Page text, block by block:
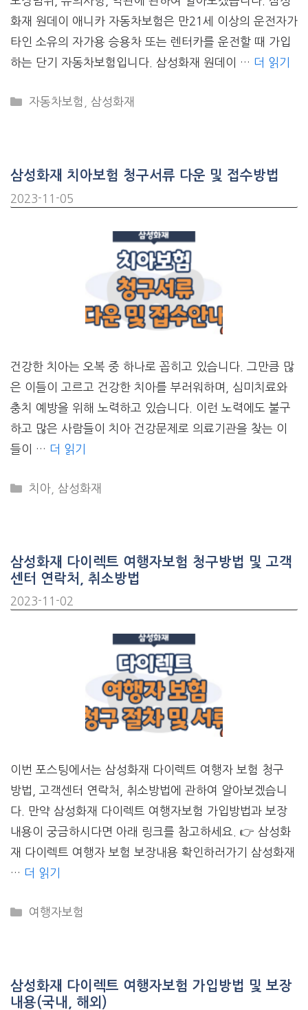
화재 원데이 애니카 자동차보험은 만21세 이상의 운전자가
타인 소유의 자가용 승용차 또는 렌터카를 운전할 때 가입
하는 단기 자동차보험입니다. 삼성화재 원데이 … 더 읽기
CATEGORIES
자동차보험 삼성화재
삼성화재 치아보험 청구서류 다운 및 접수방법
2023-11-05
건강한 치아는 오복 중 하나로 꼽히고 있습니다. 그만큼 많
은 이들이 고르고 건강한 치아를 부러워하며, 심미치료와
충치 예방을 위해 노력하고 있습니다. 이런 노력에도 불구
하고 많은 사람들이 치아 건강문제로 의료기관을 찾는 이
들이 … 더 읽기
CATEGORIES
치아 삼성화재
삼성화재 다이렉트 여행자보험 청구방법 및 고객
센터 연락처, 취소방법
2023-11-02
이번 포스팅에서는 삼성화재 다이렉트 여행자 보험 청구
방법, 고객센터 연락처, 취소방법에 관하여 알아보겠습니
다. 만약 삼성화재 다이렉트 여행자보험 가입방법과 보장
내용이 궁금하시다면 아래 링크를 참고하세요. 👉 삼성화
재 다이렉트 여행자 보험 보장내용 확인하러가기 삼성화재
… 더 읽기
CATEGORIES
여행자보험
삼성화재 다이렉트 여행자보험 가입방법 및 보장
내용(국내, 해외)